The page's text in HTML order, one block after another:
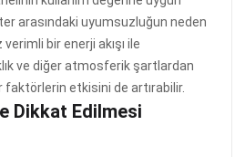
arasındaki uyumsuzluğun neden
bir enerji akışı ile
ve diğer atmosferik şartlardan
faktörlerin etkisini de artırabilir.
Dikkat Edilmesi